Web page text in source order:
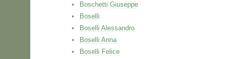
Boschetti Giuseppe
Boselli
Boselli Alessandro
Boselli Anna
Boselli Felice